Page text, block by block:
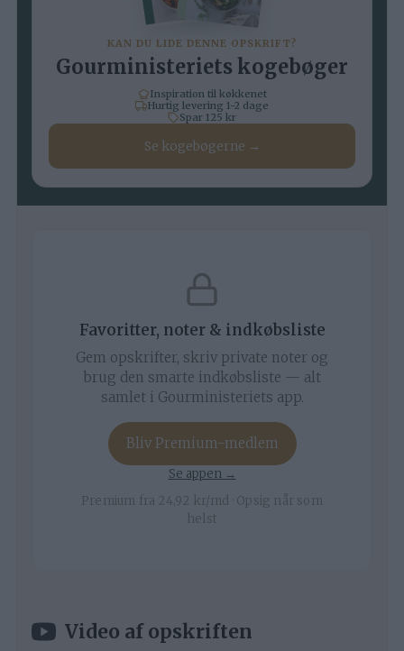
KAN DU LIDE DENNE OPSKRIFT?
Gourministeriets kogebøger
Inspiration til køkkenet
Hurtig levering 1-2 dage
Spar 125 kr
Se kogebøgerne →
Favoritter, noter & indkøbsliste
Gem opskrifter, skriv private noter og
brug den smarte indkøbsliste — alt
samlet i Gourministeriets app.
Bliv Premium-medlem
Se appen →
Premium fra 24,92 kr/md · Opsig når som
helst
Video af opskriften